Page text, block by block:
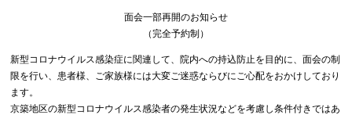
面会一部再開のお知らせ
（完全予約制）
新型コロナウイルス感染症に関連して、院内への持込防止を目的に、面会の制
限を行い、患者様、ご家族様には大変ご迷惑ならびにご心配をおかけしており
ます。
京築地区の新型コロナウイルス感染者の発生状況などを考慮し条件付きではあ